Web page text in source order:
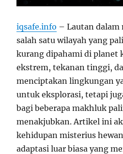
iqsafe.info – Lautan dalam
salah satu wilayah yang
kurang dipahami di planet
ekstrem, tekanan tinggi,
menciptakan lingkungan
untuk eksplorasi, tetapi
bagi beberapa makhluk
menakjubkan. Artikel ini
kehidupan misterius
adaptasi luar biasa yang